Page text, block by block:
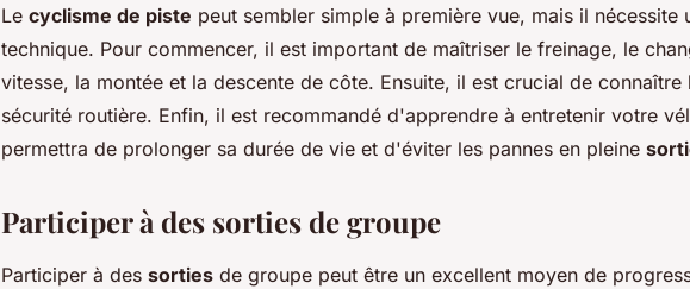
Le cyclisme de piste peut sembler simple à première vue, mais il nécessite
technique. Pour commencer, il est important de maîtriser le freinage, le
vitesse, la montée et la descente de côte. Ensuite, il est crucial de connaître
sécurité routière. Enfin, il est recommandé d'apprendre à entretenir votre
permettra de prolonger sa durée de vie et d'éviter les pannes en pleine
Participer à des sorties de groupe
Participer à des sorties de groupe peut être un excellent moyen de